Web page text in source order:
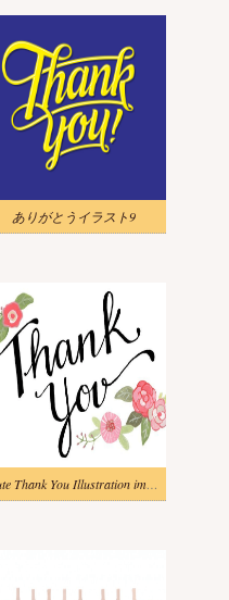
ありがとうイラスト9
Cute Thank You Illustration images